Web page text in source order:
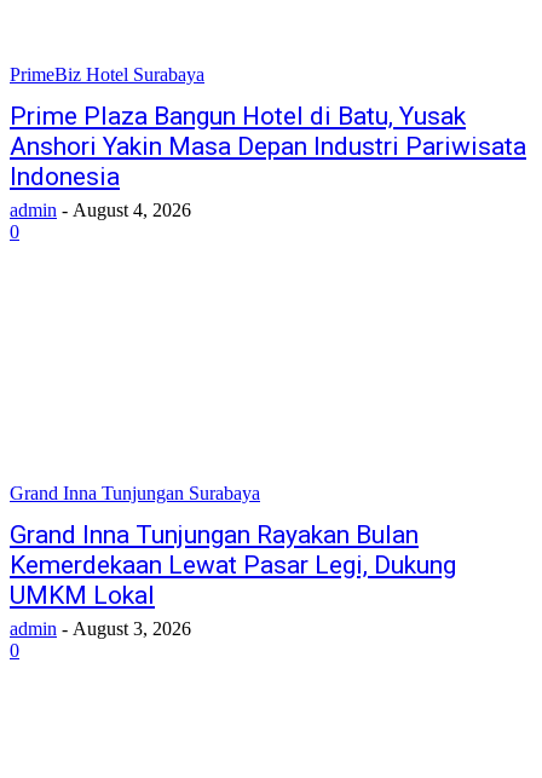
PrimeBiz Hotel Surabaya
Prime Plaza Bangun Hotel di Batu, Yusak
Anshori Yakin Masa Depan Industri Pariwisata
Indonesia
admin - August 4, 2026
0
Grand Inna Tunjungan Surabaya
Grand Inna Tunjungan Rayakan Bulan
Kemerdekaan Lewat Pasar Legi, Dukung
UMKM Lokal
admin - August 3, 2026
0